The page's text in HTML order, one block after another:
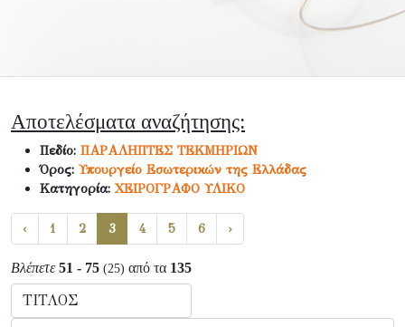
Αποτελέσματα αναζήτησης:
Πεδίο: ΠΑΡΑΛΗΠΤΕΣ ΤΕΚΜΗΡΙΩΝ
Όρος: Υπουργείο Εσωτερικών της Ελλάδας
Κατηγορία:ΧΕΙΡΟΓΡΑΦΟ ΥΛΙΚΟ
‹ 1 2 3 4 5 6 ›
Βλέπετε 51 - 75 (25) από τα 135